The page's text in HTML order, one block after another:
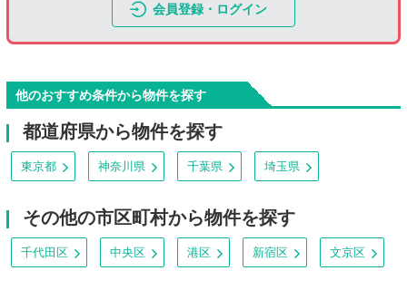
会員登録・ログイン
他のおすすめ条件から物件を探す
都道府県から物件を探す
東京都 神奈川県 千葉県 埼玉県
その他の市区町村から物件を探す
千代田区 中央区 港区 新宿区 文京区